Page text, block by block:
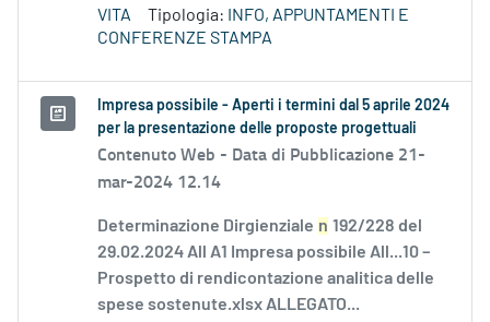
VITA
Tipologia:
INFO, APPUNTAMENTI E
CONFERENZE STAMPA
Impresa possibile - Aperti i termini dal 5 aprile 2024
per la presentazione delle proposte progettuali
Contenuto Web - Data di Pubblicazione 21-
mar-2024 12.14
Determinazione Dirgienziale n 192/228 del
29.02.2024 All A1 Impresa possibile All...10 –
Prospetto di rendicontazione analitica delle
spese sostenute.xlsx ALLEGATO...